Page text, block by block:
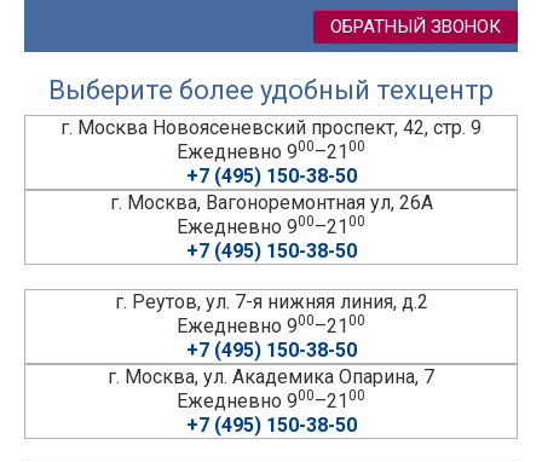
ОБРАТНЫЙ ЗВОНОК
Выберите более удобный техцентр
г. Москва Новоясеневский проспект, 42, стр. 9
Ежедневно 900–2100
+7 (495) 150-38-50
г. Москва, Вагоноремонтная ул, 26А
Ежедневно 900–2100
+7 (495) 150-38-50
г. Реутов, ул. 7-я нижняя линия, д.2
Ежедневно 900–2100
+7 (495) 150-38-50
г. Москва, ул. Академика Опарина, 7
Ежедневно 900–2100
+7 (495) 150-38-50